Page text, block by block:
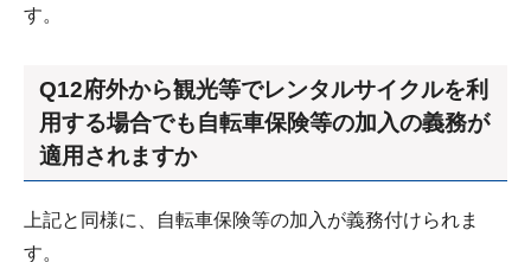
す。
Q12府外から観光等でレンタルサイクルを利
用する場合でも自転車保険等の加入の義務が
適用されますか
上記と同様に、自転車保険等の加入が義務付けられま
す。